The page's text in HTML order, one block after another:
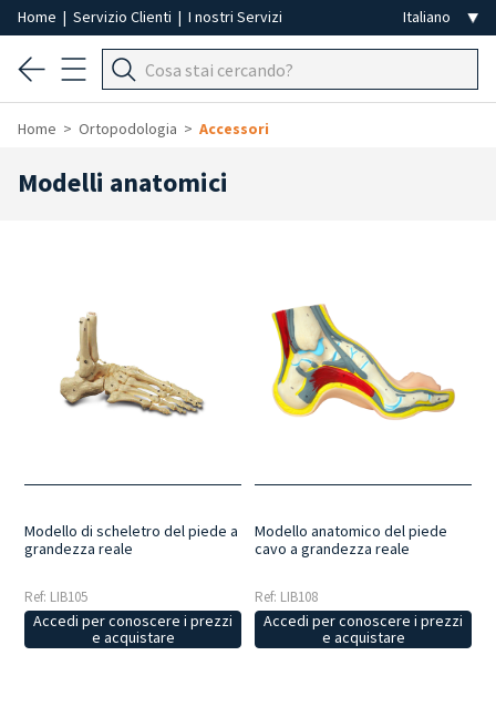
Home | Servizio Clienti | I nostri Servizi
Home Ortopodologia Accessori
Modelli anatomici
Modello di scheletro del piede a
grandezza reale
Ref: LIB105
Accedi per conoscere i prezzi
e acquistare
Modello anatomico del piede
cavo a grandezza reale
Ref: LIB108
Accedi per conoscere i prezzi
e acquistare